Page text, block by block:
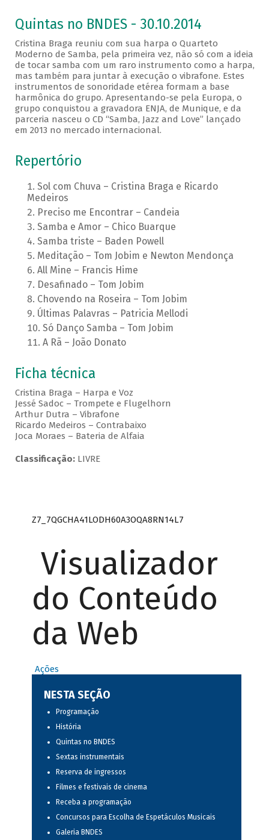
Quintas no BNDES - 30.10.2014
Cristina Braga reuniu com sua harpa o Quarteto
Moderno de Samba, pela primeira vez, não só com a ideia
de tocar samba com um raro instrumento como a harpa,
mas também para juntar à execução o vibrafone. Estes
instrumentos de sonoridade etérea formam a base
harmônica do grupo. Apresentando-se pela Europa, o
grupo conquistou a gravadora ENJA, de Munique, e da
parceria nasceu o CD “Samba, Jazz and Love” lançado
em 2013 no mercado internacional.
Repertório
Sol com Chuva – Cristina Braga e Ricardo
Medeiros
Preciso me Encontrar – Candeia
Samba e Amor – Chico Buarque
Samba triste – Baden Powell
Meditação – Tom Jobim e Newton Mendonça
All Mine – Francis Hime
Desafinado – Tom Jobim
Chovendo na Roseira – Tom Jobim
Últimas Palavras – Patricia Mellodi
Só Danço Samba – Tom Jobim
A Rã – João Donato
Ficha técnica
Cristina Braga – Harpa e Voz
Jessé Sadoc – Trompete e Flugelhorn
Arthur Dutra – Vibrafone
Ricardo Medeiros – Contrabaixo
Joca Moraes – Bateria de Alfaia
Classificação:LIVRE
Z7_7QGCHA41LODH60A3OQA8RN14L7
Visualizador
do Conteúdo
da Web
Ações
NESTA SEÇÃO
Programação
História
Quintas no BNDES
Sextas instrumentais
Reserva de ingressos
Filmes e festivais de cinema
Receba a programação
Concursos para Escolha de Espetáculos Musicais
Galeria BNDES